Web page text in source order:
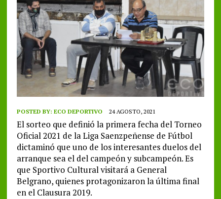
POSTED BY: ECO DEPORTIVO 24 AGOSTO, 2021
El sorteo que definió la primera fecha del Torneo
Oficial 2021 de la Liga Saenzpeñense de Fútbol
dictaminó que uno de los interesantes duelos del
arranque sea el del campeón y subcampeón. Es
que Sportivo Cultural visitará a General
Belgrano, quienes protagonizaron la última final
en el Clausura 2019.